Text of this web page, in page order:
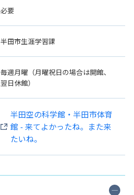
必要
半田市生涯学習課
毎週月曜（月曜祝日の場合は開館、
翌日休館）
半田空の科学館・半田市体育
館 - 来てよかったね。また来
たいね。